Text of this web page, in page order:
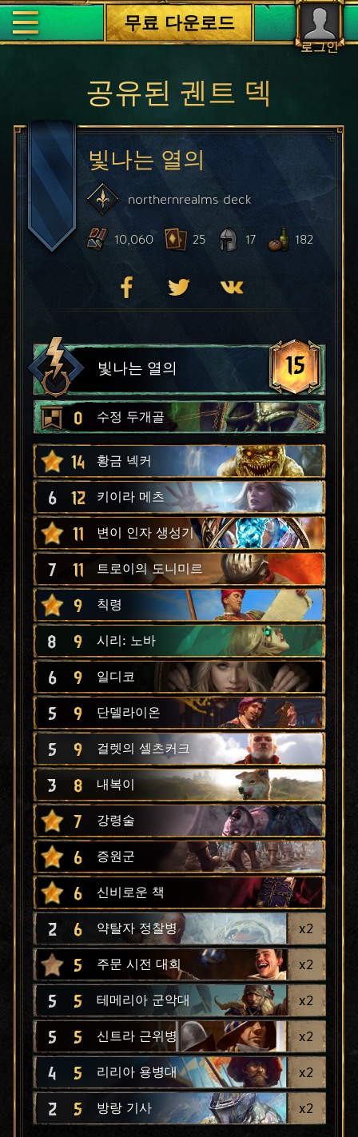
로그인
무료 다운로드
공유된 궨트 덱
빛나는 열의
northernrealmsdeck
10,060 25 17 182
빛나는 열의 15
0 수정 두개골
14 황금 넥커
6 12 키이라 메츠
11 변이 인자 생성기
7 11 트로이의 도니미르
9 칙령
8 9 시리: 노바
6 9 일디코
5 9 단델라이온
5 9 걸렛의 셀츠커크
3 8 내복이
7 강령술
6 증원군
6 신비로운 책
2 6 약탈자 정찰병 x2
5 주문 시전 대회 x2
5 5 테메리아 군악대 x2
5 5 신트라 근위병 x2
4 5 리리아 용병대 x2
2 5 방랑 기사 x2